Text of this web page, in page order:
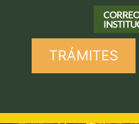
TRÁMITES